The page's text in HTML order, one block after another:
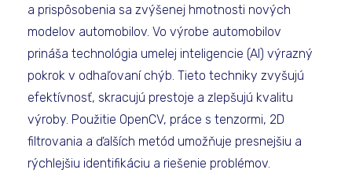
a prispôsobenia sa zvýšenej hmotnosti nových
modelov automobilov. Vo výrobe automobilov
prináša technológia umelej inteligencie (AI) výrazný
pokrok v odhaľovaní chýb. Tieto techniky zvyšujú
efektívnosť, skracujú prestoje a zlepšujú kvalitu
výroby. Použitie OpenCV, práce s tenzormi, 2D
filtrovania a ďalších metód umožňuje presnejšiu a
rýchlejšiu identifikáciu a riešenie problémov.